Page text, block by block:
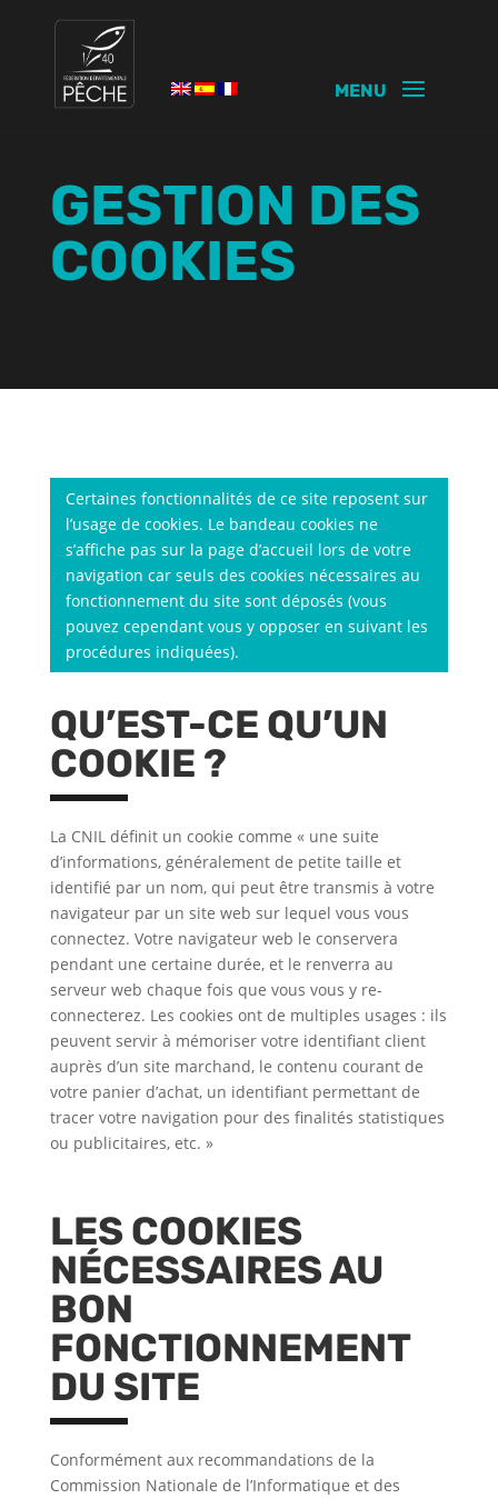
GESTION DES
COOKIES
Certaines fonctionnalités de ce site reposent sur
l’usage de cookies. Le bandeau cookies ne
s’affiche pas sur la page d’accueil lors de votre
navigation car seuls des cookies nécessaires au
fonctionnement du site sont déposés (vous
pouvez cependant vous y opposer en suivant les
procédures indiquées).
QU’EST-CE QU’UN
COOKIE ?
La CNIL définit un cookie comme « une suite
d’informations, généralement de petite taille et
identifié par un nom, qui peut être transmis à votre
navigateur par un site web sur lequel vous vous
connectez. Votre navigateur web le conservera
pendant une certaine durée, et le renverra au
serveur web chaque fois que vous vous y re-
connecterez. Les cookies ont de multiples usages : ils
peuvent servir à mémoriser votre identifiant client
auprès d’un site marchand, le contenu courant de
votre panier d’achat, un identifiant permettant de
tracer votre navigation pour des finalités statistiques
ou publicitaires, etc. »
LES COOKIES
NÉCESSAIRES AU
BON
FONCTIONNEMENT
DU SITE
Conformément aux recommandations de la
Commission Nationale de l’Informatique et des